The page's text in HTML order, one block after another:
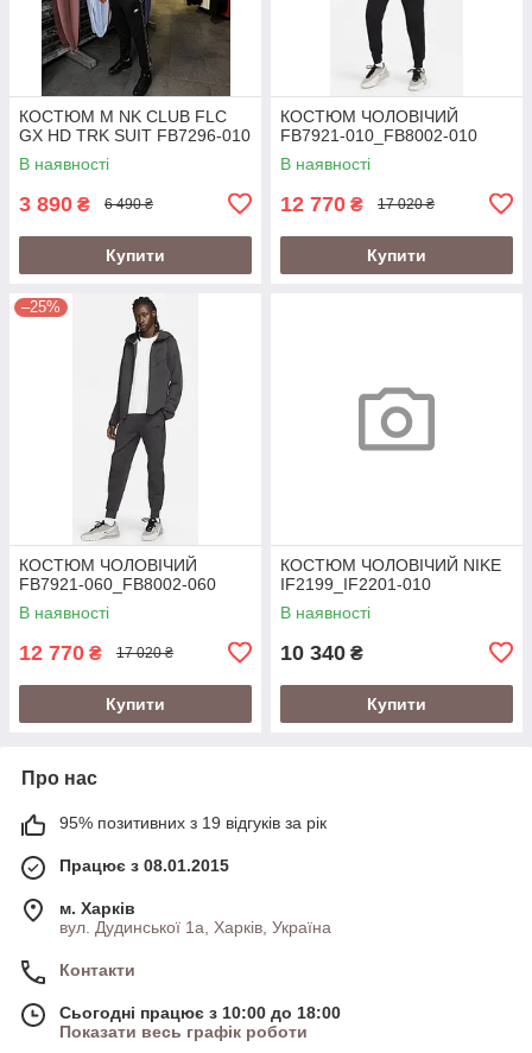
КОСТЮМ M NK CLUB FLC
GX HD TRK SUIT FB7296-010
В наявності
3 890 ₴ 6 490 ₴
Купити
КОСТЮМ ЧОЛОВІЧИЙ
FB7921-010_FB8002-010
В наявності
12 770 ₴ 17 020 ₴
Купити
–25%
КОСТЮМ ЧОЛОВІЧИЙ
FB7921-060_FB8002-060
В наявності
12 770 ₴ 17 020 ₴
Купити
КОСТЮМ ЧОЛОВІЧИЙ NIKE
IF2199_IF2201-010
В наявності
10 340 ₴
Купити
Про нас
95% позитивних з 19 відгуків за рік
Працює з 08.01.2015
м. Харків
вул. Дудинської 1а, Харків, Україна
Контакти
Сьогодні працює з 10:00 до 18:00
Показати весь графік роботи